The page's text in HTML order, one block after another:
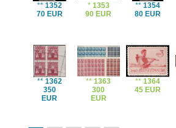
** 1352
70 EUR
* 1353
90 EUR
** 1354
80 EUR
** 1362
350
EUR
**1363
300
EUR
** 1364
45 EUR